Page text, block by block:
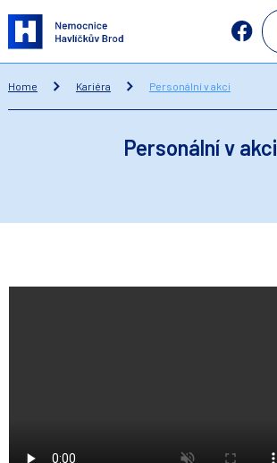
Home Kariéra Personální v akci
Personální v akci